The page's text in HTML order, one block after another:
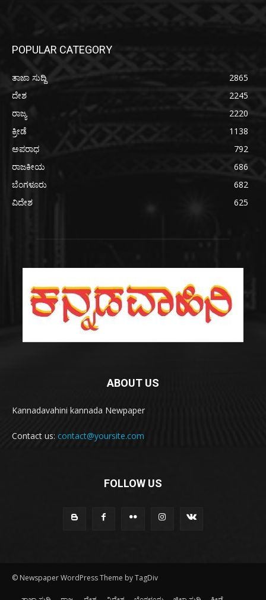
POPULAR CATEGORY
ತಾಜಾ ಸುದ್ದಿ
2865
ದೇಶ
2245
ರಾಜ್ಯ
2220
ಕ್ರೀಡೆ
1138
ಅಪರಾಧ
792
ರಾಜಕೀಯ
686
ಬೆಂಗಳೂರು
682
ವಿದೇಶ
625
ABOUT US
Kannadavahini kannada Newpaper
Contact us: contact@yoursite.com
FOLLOW US
© Newspaper WordPress Theme by TagDiv